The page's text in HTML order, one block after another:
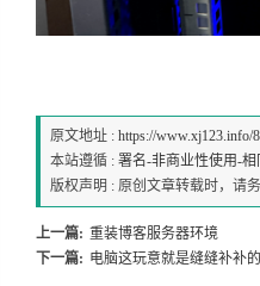
原文地址 :https://www.xj123.info/
本站遵循 :署名-非商业性使用-相
版权声明 : 原创文章转载时，请
上一篇: 重装博客服务器环境
下一篇: 电脑这玩意就是缝缝补补